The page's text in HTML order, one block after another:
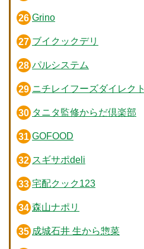
Grino
ブイクックデリ
パルシステム
ニチレイフーズダイレクト
タニタ監修からだ倶楽部
GOFOOD
スギサポdeli
宅配クック123
森山ナポリ
成城石井 生から惣菜